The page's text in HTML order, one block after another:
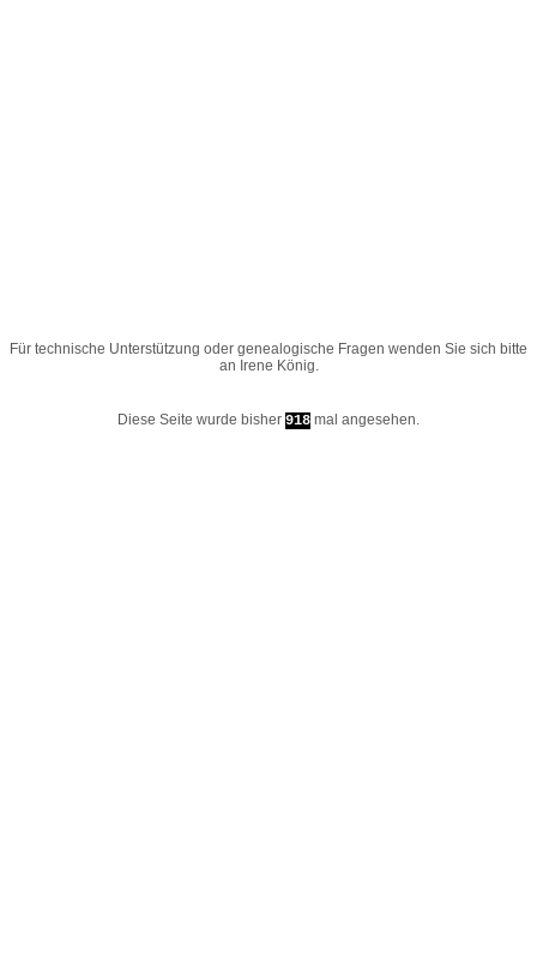
Für technische Unterstützung oder genealogische Fragen wenden Sie sich bitte
an Irene König.
Diese Seite wurde bisher 918 mal angesehen.